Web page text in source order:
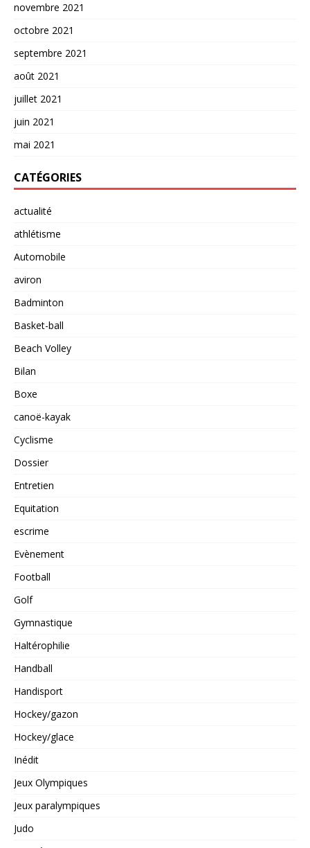
novembre 2021
octobre 2021
septembre 2021
août 2021
juillet 2021
juin 2021
mai 2021
CATÉGORIES
actualité
athlétisme
Automobile
aviron
Badminton
Basket-ball
Beach Volley
Bilan
Boxe
canoë-kayak
Cyclisme
Dossier
Entretien
Equitation
escrime
Evènement
Football
Golf
Gymnastique
Haltérophilie
Handball
Handisport
Hockey/gazon
Hockey/glace
Inédit
Jeux Olympiques
Jeux paralympiques
Judo